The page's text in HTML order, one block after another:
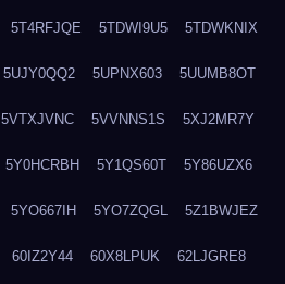
5T4RFJQE 5TDWI9U5 5TDWKNIX
5UJY0QQ2 5UPNX603 5UUMB8OT
5VTXJVNC 5VVNNS1S 5XJ2MR7Y
5Y0HCRBH 5Y1QS60T 5Y86UZX6
5YO667IH 5YO7ZQGL 5Z1BWJEZ
60IZ2Y44 60X8LPUK 62LJGRE8